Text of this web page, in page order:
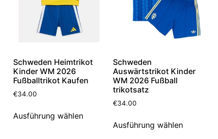
Schweden Heimtrikot
Kinder WM 2026
Fußballtrikot Kaufen
€34.00
Ausführung wählen
Schweden
Auswärtstrikot Kinder
WM 2026 Fußball
trikotsatz
€34.00
Ausführung wählen